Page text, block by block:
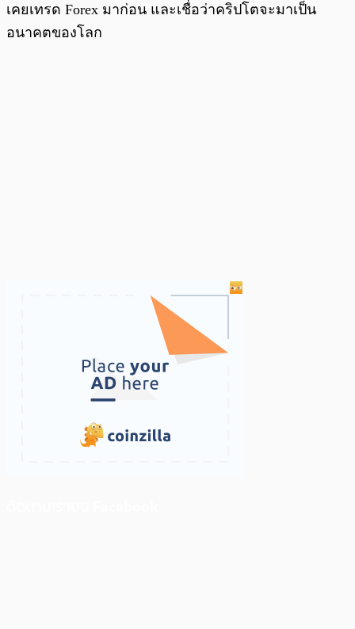
เคยเทรด Forex มาก่อน และเชื่อว่าคริปโตจะมาเป็น
อนาคตของโลก